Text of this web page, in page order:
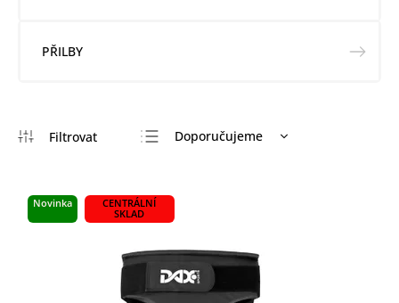
PŘILBY
Doporučujeme
Abecedně
Novinka
CENTRÁLNÍ
SKLAD